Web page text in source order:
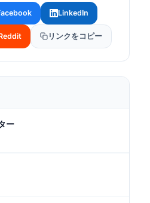
LinkedIn
リンクをコピー
ー